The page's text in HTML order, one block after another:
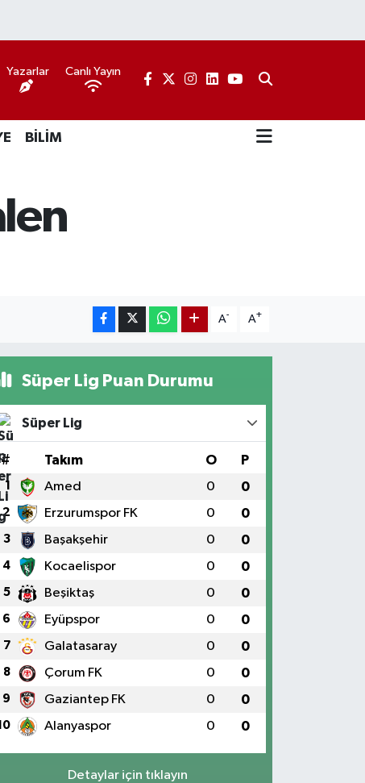
Yazarlar Canlı Yayın
BİLİM
A- A+
Süper Lig Puan Durumu
Süper Lig
# Takım O P
1 Amed 0 0
2 Erzurumspor FK 0 0
3 Başakşehir 0 0
4 Kocaelispor 0 0
5 Beşiktaş 0 0
6 Eyüpspor 0 0
7 Galatasaray 0 0
8 Çorum FK 0 0
9 Gaziantep FK 0 0
Alanyaspor 0 0
Detaylar için tıklayın